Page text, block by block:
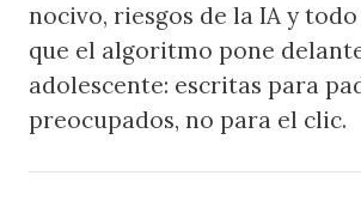
nocivo, riesgos de la IA y
que el algoritmo pone
adolescente: escritas para
preocupados, no para el clic.